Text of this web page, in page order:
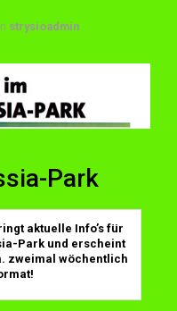
strysioadmin
Park
aktuelle Info’s für
Park und erscheint
zweimal wöchentlich